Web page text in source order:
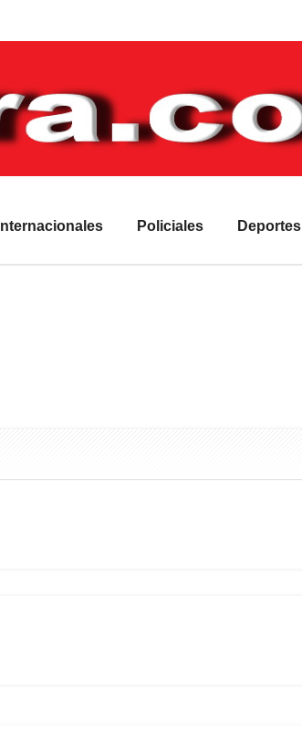
Internacionales Policiales Deportes